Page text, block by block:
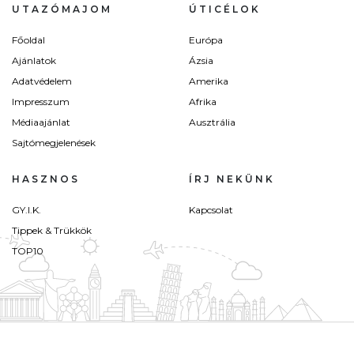
UTAZÓMAJOM
Főoldal
Ajánlatok
Adatvédelem
Impresszum
Médiaajánlat
Sajtómegjelenések
ÚTICÉLOK
Európa
Ázsia
Amerika
Afrika
Ausztrália
HASZNOS
GY.I.K.
Tippek & Trükkök
TOP10
ÍRJ NEKÜNK
Kapcsolat